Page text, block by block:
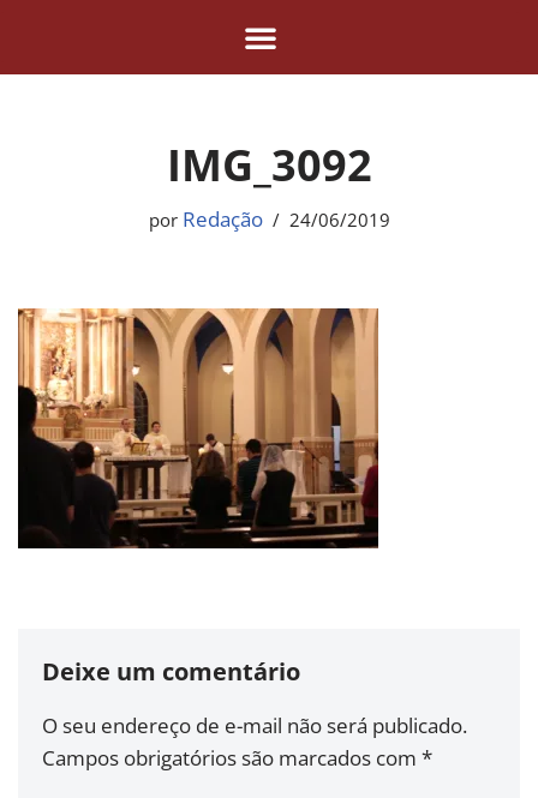
IMG_3092
por Redação 24/06/2019
Deixe um comentário
O seu endereço de e-mail não será publicado.
Campos obrigatórios são marcados com *